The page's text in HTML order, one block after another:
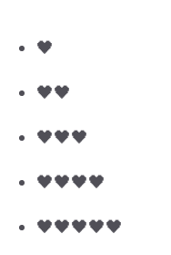
🖤
🖤🖤
🖤🖤🖤
🖤🖤🖤🖤
🖤🖤🖤🖤🖤